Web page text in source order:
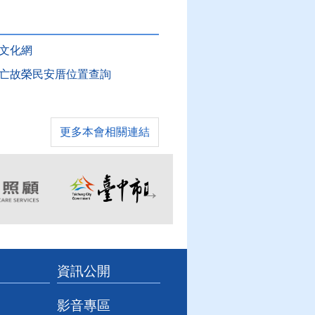
化網
故榮民安厝位置查詢
更多本會相關連結
資訊公開
影音專區